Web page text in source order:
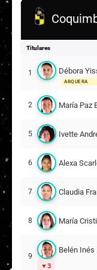
Titulares
1 Débora
ARQUERA
2 María Paz
5 Ivette
6 Alexa
7 Claudia
8 María
9
Belén Inés
3